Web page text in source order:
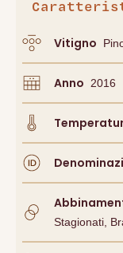
Vitigno
Anno 2016
Stagionati,